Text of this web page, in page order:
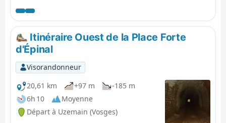
Itinéraire Ouest de la Place Forte
d'Épinal
Visorandonneur
20,61 km
+97 m
-185 m
6h 10
Moyenne
Départ à Uzemain (Vosges)